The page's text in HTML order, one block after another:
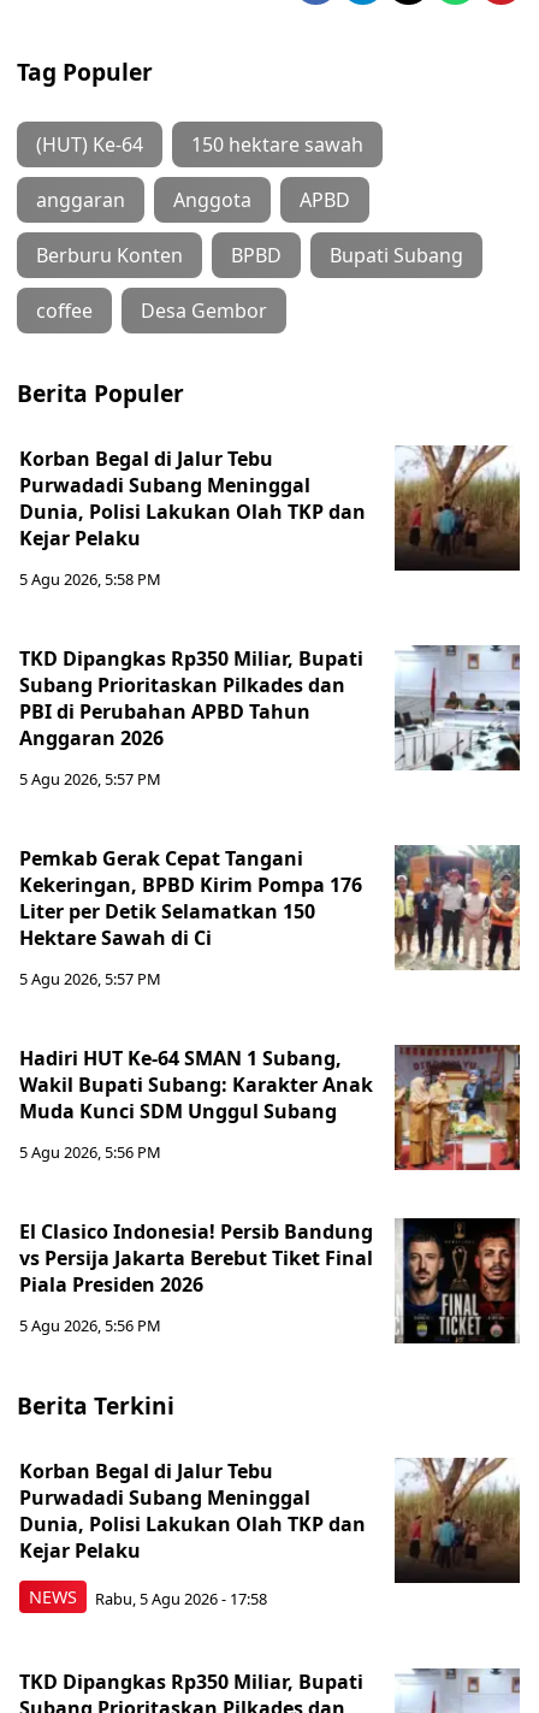
Tag Populer
(HUT) Ke-64 150 hektare sawah
anggaran Anggota APBD
Berburu Konten BPBD Bupati Subang
coffee Desa Gembor
Berita Populer
Korban Begal di Jalur Tebu
Purwadadi Subang Meninggal
Dunia, Polisi Lakukan Olah TKP dan
Kejar Pelaku
5 Agu 2026, 5:58 PM
TKD Dipangkas Rp350 Miliar, Bupati
Subang Prioritaskan Pilkades dan
PBI di Perubahan APBD Tahun
Anggaran 2026
5 Agu 2026, 5:57 PM
Pemkab Gerak Cepat Tangani
Kekeringan, BPBD Kirim Pompa 176
Liter per Detik Selamatkan 150
Hektare Sawah di Ci
5 Agu 2026, 5:57 PM
Hadiri HUT Ke-64 SMAN 1 Subang,
Wakil Bupati Subang: Karakter Anak
Muda Kunci SDM Unggul Subang
5 Agu 2026, 5:56 PM
El Clasico Indonesia! Persib Bandung
vs Persija Jakarta Berebut Tiket Final
Piala Presiden 2026
5 Agu 2026, 5:56 PM
Berita Terkini
NEWS
Korban Begal di Jalur Tebu
Purwadadi Subang Meninggal
Dunia, Polisi Lakukan Olah TKP dan
Kejar Pelaku
Rabu, 5 Agu 2026 - 17:58
TKD Dipangkas Rp350 Miliar, Bupati